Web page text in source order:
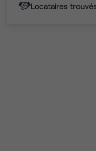
Locataires